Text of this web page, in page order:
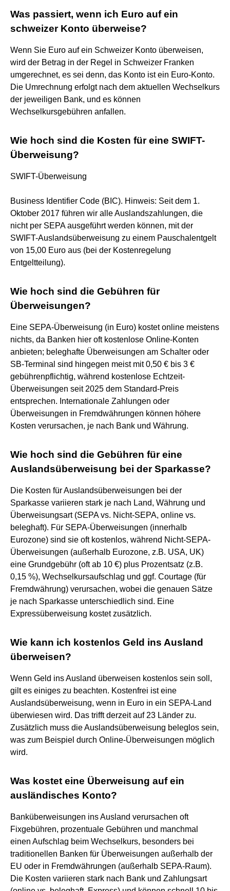
Was passiert, wenn ich Euro auf ein
schweizer Konto überweise?
Wenn Sie Euro auf ein Schweizer Konto überweisen,
wird der Betrag in der Regel in Schweizer Franken
umgerechnet, es sei denn, das Konto ist ein Euro-Konto.
Die Umrechnung erfolgt nach dem aktuellen Wechselkurs
der jeweiligen Bank, und es können
Wechselkursgebühren anfallen.
Wie hoch sind die Kosten für eine SWIFT-
Überweisung?
SWIFT-Überweisung
Business Identifier Code (BIC). Hinweis: Seit dem 1.
Oktober 2017 führen wir alle Auslandszahlungen, die
nicht per SEPA ausgeführt werden können, mit der
SWIFT-Auslandsüberweisung zu einem Pauschalentgelt
von 15,00 Euro aus (bei der Kostenregelung
Entgeltteilung).
Wie hoch sind die Gebühren für
Überweisungen?
Eine SEPA-Überweisung (in Euro) kostet online meistens
nichts, da Banken hier oft kostenlose Online-Konten
anbieten; beleghafte Überweisungen am Schalter oder
SB-Terminal sind hingegen meist mit 0,50 € bis 3 €
gebührenpflichtig, während kostenlose Echtzeit-
Überweisungen seit 2025 dem Standard-Preis
entsprechen. Internationale Zahlungen oder
Überweisungen in Fremdwährungen können höhere
Kosten verursachen, je nach Bank und Währung.
Wie hoch sind die Gebühren für eine
Auslandsüberweisung bei der Sparkasse?
Die Kosten für Auslandsüberweisungen bei der
Sparkasse variieren stark je nach Land, Währung und
Überweisungsart (SEPA vs. Nicht-SEPA, online vs.
beleghaft). Für SEPA-Überweisungen (innerhalb
Eurozone) sind sie oft kostenlos, während Nicht-SEPA-
Überweisungen (außerhalb Eurozone, z.B. USA, UK)
eine Grundgebühr (oft ab 10 €) plus Prozentsatz (z.B.
0,15 %), Wechselkursaufschlag und ggf. Courtage (für
Fremdwährung) verursachen, wobei die genauen Sätze
je nach Sparkasse unterschiedlich sind. Eine
Expressüberweisung kostet zusätzlich.
Wie kann ich kostenlos Geld ins Ausland
überweisen?
Wenn Geld ins Ausland überweisen kostenlos sein soll,
gilt es einiges zu beachten. Kostenfrei ist eine
Auslandsüberweisung, wenn in Euro in ein SEPA-Land
überwiesen wird. Das trifft derzeit auf 23 Länder zu.
Zusätzlich muss die Auslandsüberweisung beleglos sein,
was zum Beispiel durch Online-Überweisungen möglich
wird.
Was kostet eine Überweisung auf ein
ausländisches Konto?
Banküberweisungen ins Ausland verursachen oft
Fixgebühren, prozentuale Gebühren und manchmal
einen Aufschlag beim Wechselkurs, besonders bei
traditionellen Banken für Überweisungen außerhalb der
EU oder in Fremdwährungen (außerhalb SEPA-Raum).
Die Kosten variieren stark nach Bank und Zahlungsart